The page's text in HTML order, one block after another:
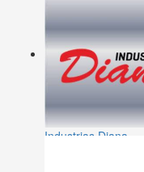
Industrias Diana